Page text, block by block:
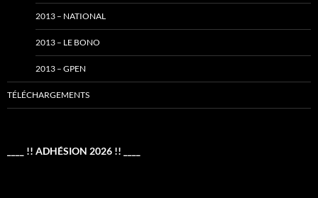
2013 – NATIONAL
2013 – LE BONO
2013 – GPEN
TÉLÉCHARGEMENTS
____ !! ADHÉSION 2026 !! ____